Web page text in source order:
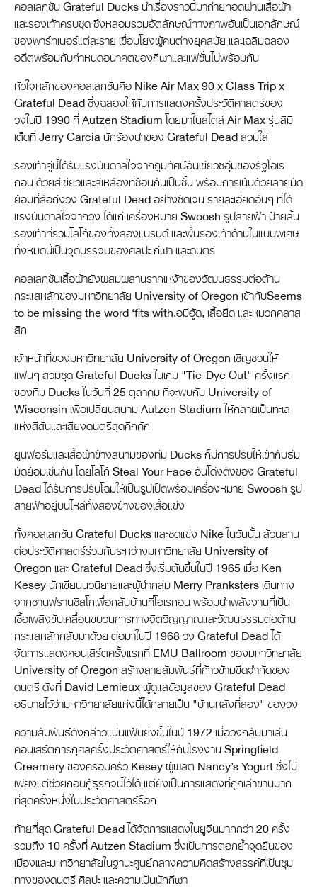
คอลเลกชัน Grateful Ducks นำเรื่องราวนี้มาถ่ายทอดผ่านเสื้อผ้า
และรองเท้าครบชุด ซึ่งหลอมรวมอัตลักษณ์ทางภาพอันเป็นเอกลักษณ์
ของพาร์ทเนอร์แต่ละราย เชื่อมโยงผู้คนต่างยุคสมัย และเฉลิมฉลอง
อดีตพร้อมกับกำหนดอนาคตของกีฬาและแฟชั่นไปพร้อมกัน
หัวใจหลักของคอลเลกชันคือ Nike Air Max 90 x Class Trip x
Grateful Dead ซึ่งฉลองให้กับการแสดงครั้งประวัติศาสตร์ของ
วงในปี 1990 ที่ Autzen Stadium โดยมาในสไตล์ Air Max รุ่นลิมิ
เต็ดที่ Jerry Garcia นักร้องนำของ Grateful Dead สวมใส่
รองเท้าคู่นี้ได้รับแรงบันดาลใจจากภูมิทัศน์อันเขียวชอุ่มของรัฐโอเร
กอน ด้วยสีเขียวและสีเหลืองที่ซ้อนกันเป็นชั้น พร้อมการเน้นด้วยลายมัด
ย้อมที่สื่อถึงวง Grateful Dead อย่างชัดเจน รายละเอียดอื่นๆ ที่ได้
แรงบันดาลใจจากวง ได้แก่ เครื่องหมาย Swoosh รูปสายฟ้า ป้ายลิ้น
รองเท้าที่รวมโลโก้ของทั้งสองแบรนด์ และพื้นรองเท้าด้านในแบบพิเศษ
ทั้งหมดนี้เป็นจุดบรรจบของศิลปะ กีฬา และดนตรี
คอลเลกชันเสื้อผ้ายังผสมผสานรากเหง้าของวัฒนธรรมต่อต้าน
กระแสหลักของมหาวิทยาลัย University of Oregon เข้ากับSeems
to be missing the word ‘fits with.อมีฮู้ด, เสื้อยืด และหมวกคลาส
สิก
เจ้าหน้าที่ของมหาวิทยาลัย University of Oregon เชิญชวนให้
แฟนๆ สวมชุด Grateful Ducks ในเกม "Tie-Dye Out" ครั้งแรก
ของทีม Ducks ในวันที่ 25 ตุลาคม ที่จะพบกับ University of
Wisconsin เพื่อเปลี่ยนสนาม Autzen Stadium ให้กลายเป็นทะเล
แห่งสีสันและเสียงดนตรีสุดคึกคัก
ยูนิฟอร์มและเสื้อผ้าข้างสนามของทีม Ducks ก็มีการปรับให้เข้ากับธีม
มัดย้อมเช่นกัน โดยโลโก้ Steal Your Face อันโด่งดังของ Grateful
Dead ได้รับการปรับโฉมให้เป็นรูปเป็ดพร้อมเครื่องหมาย Swoosh รูป
สายฟ้าอยู่บนไหล่ทั้งสองข้างของเสื้อแข่ง
ทั้งคอลเลกชัน Grateful Ducks และชุดแข่ง Nike ในวันนั้น ล้วนสาน
ต่อประวัติศาสตร์ร่วมกันระหว่างมหาวิทยาลัย University of
Oregon และ Grateful Dead ซึ่งเริ่มต้นขึ้นในปี 1965 เมื่อ Ken
Kesey นักเขียนนวนิยายและผู้นำกลุ่ม Merry Pranksters เดินทาง
จากซานฟรานซิสโกเพื่อกลับบ้านที่โอเรกอน พร้อมนำพลังงานที่เป็น
เชื้อเพลิงขับเคลื่อนขบวนการทางจิตวิญญาณและวัฒนธรรมต่อต้าน
กระแสหลักกลับมาด้วย ต่อมาในปี 1968 วง Grateful Dead ได้
จัดการแสดงคอนเสิร์ตครั้งแรกที่ EMU Ballroom ของมหาวิทยาลัย
University of Oregon สร้างสายสัมพันธ์ที่ก้าวข้ามขีดจำกัดของ
ดนตรี ดังที่ David Lemieux ผู้ดูแลข้อมูลของ Grateful Dead
อธิบายไว้ว่ามหาวิทยาลัยแห่งนี้ได้กลายเป็น "บ้านหลังที่สอง" ของวง
ความสัมพันธ์ดังกล่าวแน่นแฟ้นยิ่งขึ้นในปี 1972 เมื่อวงกลับมาเล่น
คอนเสิร์ตการกุศลครั้งประวัติศาสตร์ให้กับโรงงาน Springfield
Creamery ของครอบครัว Kesey ผู้ผลิต Nancy’s Yogurt ซึ่งไม่
เพียงแต่ช่วยกอบกู้ธุรกิจนี้ไว้ได้ แต่ยังเป็นการแสดงที่ถูกเล่าขานมาก
ที่สุดครั้งหนึ่งในประวัติศาสตร์ร็อก
ท้ายที่สุด Grateful Dead ได้จัดการแสดงในยูจีนมากกว่า 20 ครั้ง
รวมถึง 10 ครั้งที่ Autzen Stadium ซึ่งเป็นการตอกย้ำจุดยืนของ
เมืองและมหาวิทยาลัยในฐานะศูนย์กลางความคิดสร้างสรรค์ที่เป็นชุม
ทางของดนตรี ศิลปะ และความเป็นนักกีฬา